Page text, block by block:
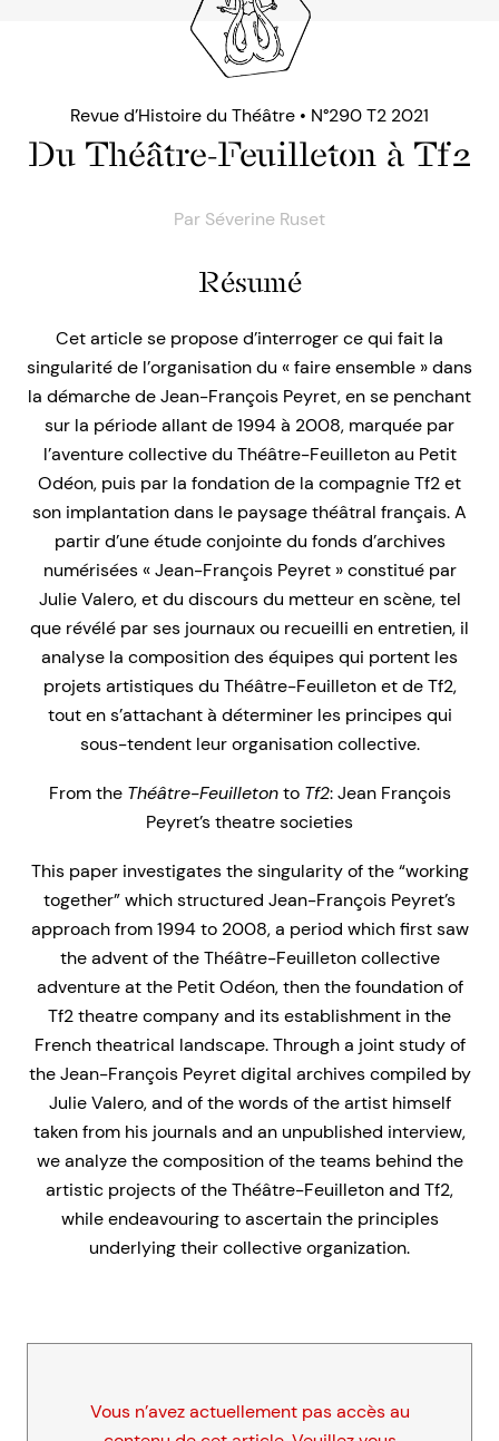
Revue d’Histoire du Théâtre • N°290 T2 2021
Du Théâtre-Feuilleton à Tf2
Par Séverine Ruset
Résumé
Cet article se propose d’interroger ce qui fait la
singularité de l’organisation du « faire ensemble » dans
la démarche de Jean-François Peyret, en se penchant
sur la période allant de 1994 à 2008, marquée par
l’aventure collective du Théâtre-Feuilleton au Petit
Odéon, puis par la fondation de la compagnie Tf2 et
son implantation dans le paysage théâtral français. A
partir d’une étude conjointe du fonds d’archives
numérisées « Jean-François Peyret » constitué par
Julie Valero, et du discours du metteur en scène, tel
que révélé par ses journaux ou recueilli en entretien, il
analyse la composition des équipes qui portent les
projets artistiques du Théâtre-Feuilleton et de Tf2,
tout en s’attachant à déterminer les principes qui
sous-tendent leur organisation collective.
From the Théâtre-Feuilletonto Tf2: Jean François
Peyret’s theatre societies
This paper investigates the singularity of the “working
together” which structured Jean-François Peyret’s
approach from 1994 to 2008, a period which first saw
the advent of the Théâtre-Feuilleton collective
adventure at the Petit Odéon, then the foundation of
Tf2 theatre company and its establishment in the
French theatrical landscape. Through a joint study of
the Jean-François Peyret digital archives compiled by
Julie Valero, and of the words of the artist himself
taken from his journals and an unpublished interview,
we analyze the composition of the teams behind the
artistic projects of the Théâtre-Feuilleton and Tf2,
while endeavouring to ascertain the principles
underlying their collective organization.
Vous n’avez actuellement pas accès au